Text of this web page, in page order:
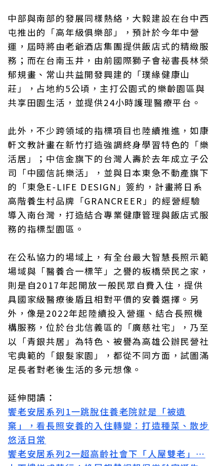
中部與南部的發展同樣熱絡，大毅建設在台中西
屯推出的「高年級俱樂部」，預計於今年中營
運，屆時將由老爺酒店集團提供飯店式的精緻服
務；而在台南玉井，由前國際獅子會祕書長林榮
郁規畫、常山共益開發興建的「璞緣健康山
莊」，占地約5公頃，主打公園式的樂齡園區與
共享田園生活，並提供24小時護理醫療平台。
此外，不少跨領域的指標項目也陸續推進，如康
軒文教計畫在新竹打造強調終身學習特色的「樂
活居」；中信金旗下的台灣人壽於去年成立子公
司「中國信託樂活」，並與日本東急不動產旗下
的「東急E-LIFE DESIGN」簽約，計畫將日系
高階養生村品牌「GRANCREER」的經營經驗
導入南台灣，打造結合專業健康管理與飯店式服
務的指標型園區。
在公私協力的場域上，有全台最大智慧長照示範
場域與「醫養合一標竿」之譽的板橋榮民之家，
則是自2017年起開放一般民眾自費入住，提供
具國家級醫療後盾且相對平價的安養選擇。另
外，像是2022年起陸續投入營運、結合長照機
構服務，位於台北信義區的「廣慈社宅」，乃至
以「青銀共居」為特色、被譽為高雄公辦民營社
宅典範的「銀髮家園」，都從不同方面，試圖滿
足長者對老後生活的多元想像。
延伸閱讀：
饗老安居系列1一跳脫住養老院就是「被遺
棄」，看長照安養的入住轉變：打造種菜、散步
悠活日常
饗老安居系列2一超高齡社會下「人屋雙老」…